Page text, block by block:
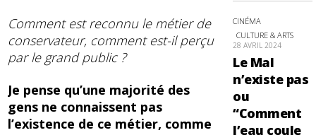
Comment est reconnu le métier de
conservateur, comment est-il perçu
par le grand public ?
Je pense qu’une majorité des
gens ne connaissent pas
l’existence de ce métier, comme
CINÉMA
CULTURE & ARTS
28 AVRIL 2024
Le Mal
n’existe pas
ou
“Comment
l’eau coule